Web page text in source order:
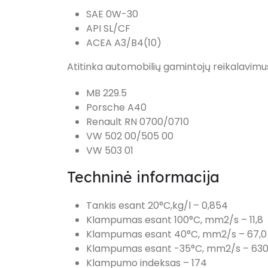
SAE 0W-30
API SL/CF
ACEA A3/B4(10)
Atitinka automobilių gamintojų
MB 229.5
Porsche A40
Renault RN 0700/0710
VW 502 00/505 00
VW 503 01
Techninė informacija
Tankis esant 20°C,kg/l – 0,854
Klampumas esant 100°C, mm2/s – 11,8
Klampumas esant 40°C, mm2/s – 67,0
Klampumas esant -35°C, mm2/s –
Klampumo indeksas – 174